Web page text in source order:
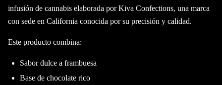
infusión de cannabis elaborada por Kiva Confections, una marca
con sede en California conocida por su precisión y calidad.
Este producto combina:
Sabor dulce a frambuesa
Base de chocolate rico